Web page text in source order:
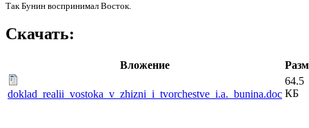
Так Бунин воспринимал Восток.
Скачать:
Вложение
doklad_realii_vostoka_v_zhizni_i_tvorchestve_i.a._bunina.doc
64.5
КБ